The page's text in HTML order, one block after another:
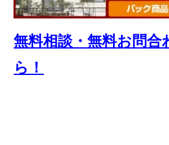
無料相談・無料お問合
ら！